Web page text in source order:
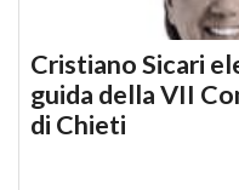
Cristiano Sicari
guida della VII
di Chieti